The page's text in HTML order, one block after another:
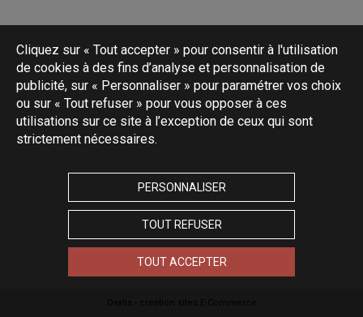
Cliquez sur « Tout accepter » pour consentir à l'utilisation
de cookies à des fins d’analyse et personnalisation de
publicité, sur « Personnaliser » pour paramétrer vos choix
ou sur « Tout refuser » pour vous opposer à ces
utilisations sur ce site à l’exception de ceux qui sont
strictement nécessaires.
PERSONNALISER
TOUT REFUSER
TOUT ACCEPTER